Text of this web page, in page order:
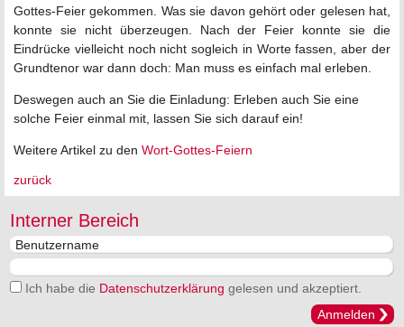
Gottes-Feier gekommen. Was sie davon gehört oder gelesen hat,
konnte sie nicht überzeugen. Nach der Feier konnte sie die
Eindrücke vielleicht noch nicht sogleich in Worte fassen, aber der
Grundtenor war dann doch: Man muss es einfach mal erleben.
Deswegen auch an Sie die Einladung: Erleben auch Sie eine
solche Feier einmal mit, lassen Sie sich darauf ein!
Weitere Artikel zu den Wort-Gottes-Feiern
zurück
Interner Bereich
Ich habe die Datenschutzerklärung gelesen und akzeptiert.
Anmelden